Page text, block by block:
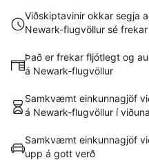
Viðskiptavinir okkar segja
Newark-flugvöllur sé
Það er frekar fljótlegt og
á Newark-flugvöllur
Samkvæmt einkunnagjöf
á Newark-flugvöllur í
Samkvæmt einkunnagjöf
upp á gott verð